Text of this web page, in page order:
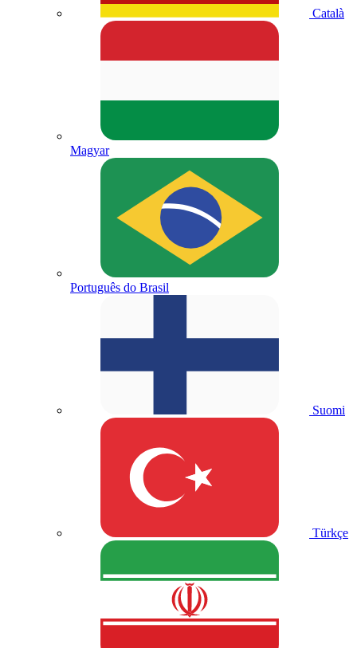
Català
Magyar
Português do Brasil
Suomi
Türkçe